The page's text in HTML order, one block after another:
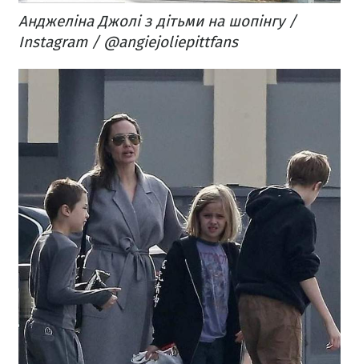
Анджеліна Джолі з дітьми на шопінгу /
Instagram / @angiejoliepittfans